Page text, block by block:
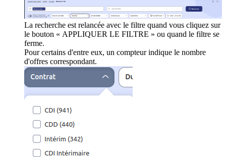
La recherche est relancée avec le filtre quand vous cliquez sur
le bouton « APPLIQUER LE FILTRE » ou quand le filtre se
ferme.
Pour certains d'entre eux, un compteur indique le nombre
d'offres correspondant.